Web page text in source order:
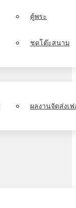
ตู้พระ
ชุดโต๊ะสนาม
ผลงานจัดส่งเ